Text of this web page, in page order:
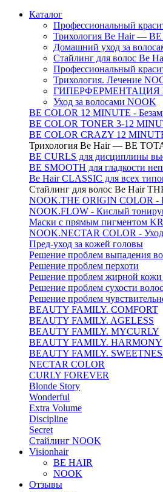
Каталог
Профессиональный
Трихология Be Hair —
Домашний уход за
Стайлинг для волос Be
Профессиональный
Трихология. Лечение
ГИПЕРФЕРМЕНТАЦИЯ
Уход за волосами NOOK
BE COLOR 12 MINUTE -
BE COLOR TONER 3-12
BE COLOR CRAZY 12
Трихология Be Hair — BE
BE CURLS для дисциплины
BE SMOOTH для гладкости
Be Hair CLASSIC для всех
Стайлинг для волос Be Hair
NOOK.THE ORIGIN COLOR -
NOOK.FLOW - Кислый
Маски с прямым пигментом
NOOK.NECTAR COLOR -
Пред-уход за кожей головы
Решение проблем выпадения
Решение проблем перхоти
Решение проблем жирной
Решение проблем сухости
Решение проблем
BEAUTY FAMILY. COMFORT
BEAUTY FAMILY. AGELESS
BEAUTY FAMILY. MYCURLY
BEAUTY FAMILY. HARMONY
BEAUTY FAMILY.
NECTAR COLOR
CURLY FOREVER
Blonde Story
Wonderful
Extra Volume
Discipline
Secret
Стайлинг NOOK
Visionhair
BE HAIR
NOOK
Отзывы